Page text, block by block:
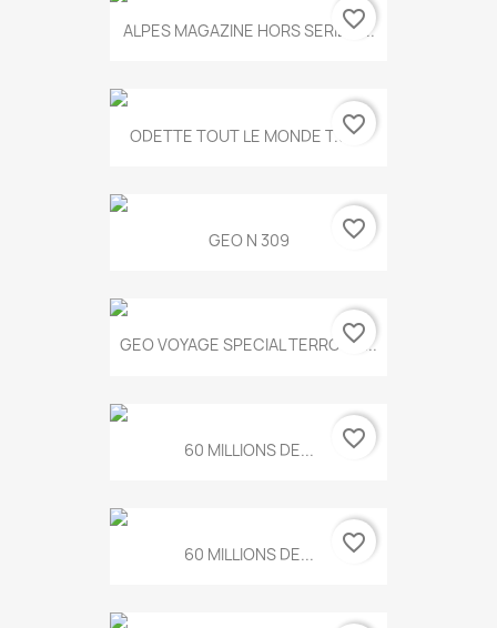
ALPES MAGAZINE HORS SERIE N...
favorite_border
ODETTE TOUT LE MONDE T.546
favorite_border
GEO N 309 favorite_border
GEO VOYAGE SPECIAL TERROIRS...
favorite_border
60 MILLIONS DE... favorite_border
60 MILLIONS DE... favorite_border